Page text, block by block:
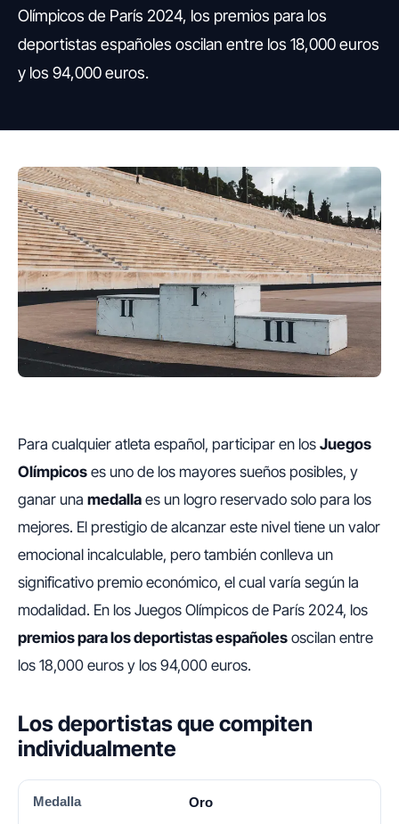
Olímpicos de París 2024, los premios para los
deportistas españoles oscilan entre los 18,000 euros
y los 94,000 euros.
Para cualquier atleta español, participar en los Juegos
Olímpicos es uno de los mayores sueños posibles, y
ganar una medalla es un logro reservado solo para los
mejores. El prestigio de alcanzar este nivel tiene un valor
emocional incalculable, pero también conlleva un
significativo premio económico, el cual varía según la
modalidad. En los Juegos Olímpicos de París 2024, los
premios para los deportistas españoles oscilan entre
los 18,000 euros y los 94,000 euros.
Los deportistas que compiten
individualmente
MEDALLA CANTIDADOro